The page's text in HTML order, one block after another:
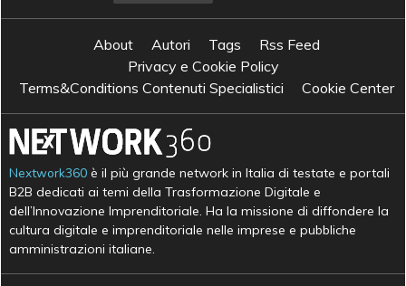
About Autori Tags
Rss Feed
Privacy e Cookie Policy
Terms&Conditions Contenuti Specialistici
Cookie Center
Nextwork360 è il più grande network in Italia di testate e portali
B2B dedicati ai temi della Trasformazione Digitale e
dell’Innovazione Imprenditoriale. Ha la missione di diffondere la
cultura digitale e imprenditoriale nelle imprese e pubbliche
amministrazioni italiane.